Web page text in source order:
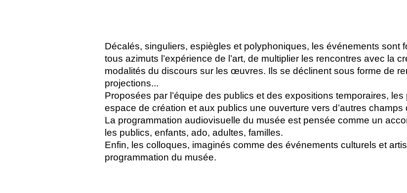
Décalés, singuliers, espiègles et polyphoniques, les événements sont
tous azimuts l’expérience de l’art, de multiplier les rencontres avec la
modalités du discours sur les œuvres. Ils se déclinent sous forme de
projections...
Proposées par l’équipe des publics et des expositions temporaires,
espace de création et aux publics une ouverture vers d’autres champs
La programmation audiovisuelle du musée est pensée comme un
les publics, enfants, ado, adultes, familles.
Enfin, les colloques, imaginés comme des événements culturels et
programmation du musée.